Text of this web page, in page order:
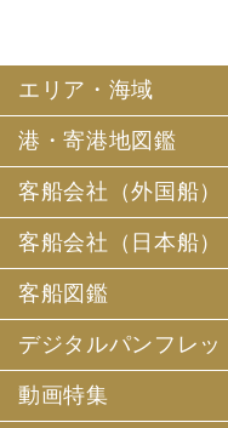
います。）は、お客様
だいた個人情報につい
ていただくほか、お客
て運送・宿泊機関等（
約書面に記載されてい
配及びそれらのサービ
きます。
その他、当社は、
(1) 当社及び当社の提
ンペーンのご案内
(2) 旅行参加後のご意
(3) アンケートのお願い
(4) 特典サービスの提供
(5) 統計資料の作成
にお客様の個人情報を
エリア・海域
港・寄港地図鑑
客船会社（外国船）
客船会社（日本船）
客船図鑑
デジタルパンフレッ
動画特集